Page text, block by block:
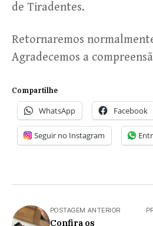
de Tiradentes.
Retornaremos
Agradecemos a
Compartilhe
WhatsApp Facebook
Seguir no Instagram
POSTAGEM ANTERIOR
Confira os